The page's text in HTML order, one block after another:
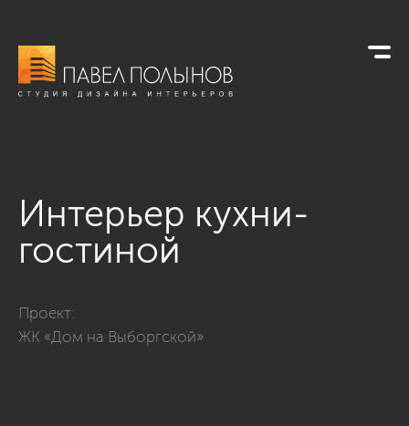
Интерьер кухни-
гостиной
Проект:
ЖК «Дом на Выборгской»